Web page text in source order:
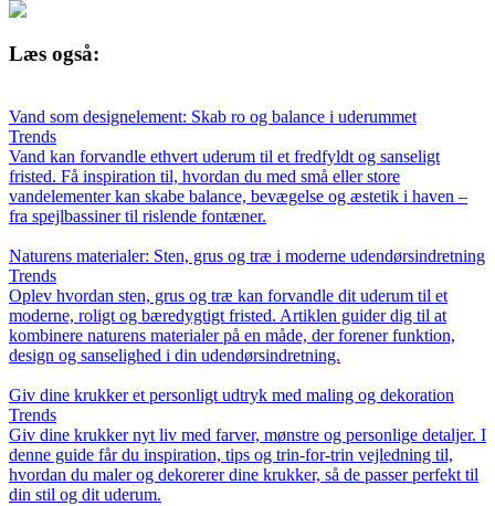
Læs også:
Vand som designelement: Skab ro og balance i uderummet
Trends
Vand kan forvandle ethvert uderum til et fredfyldt og sanseligt
fristed. Få inspiration til, hvordan du med små eller store
vandelementer kan skabe balance, bevægelse og æstetik i haven –
fra spejlbassiner til rislende fontæner.
Naturens materialer: Sten, grus og træ i moderne udendørsindretning
Trends
Oplev hvordan sten, grus og træ kan forvandle dit uderum til et
moderne, roligt og bæredygtigt fristed. Artiklen guider dig til at
kombinere naturens materialer på en måde, der forener funktion,
design og sanselighed i din udendørsindretning.
Giv dine krukker et personligt udtryk med maling og dekoration
Trends
Giv dine krukker nyt liv med farver, mønstre og personlige detaljer. I
denne guide får du inspiration, tips og trin-for-trin vejledning til,
hvordan du maler og dekorerer dine krukker, så de passer perfekt til
din stil og dit uderum.